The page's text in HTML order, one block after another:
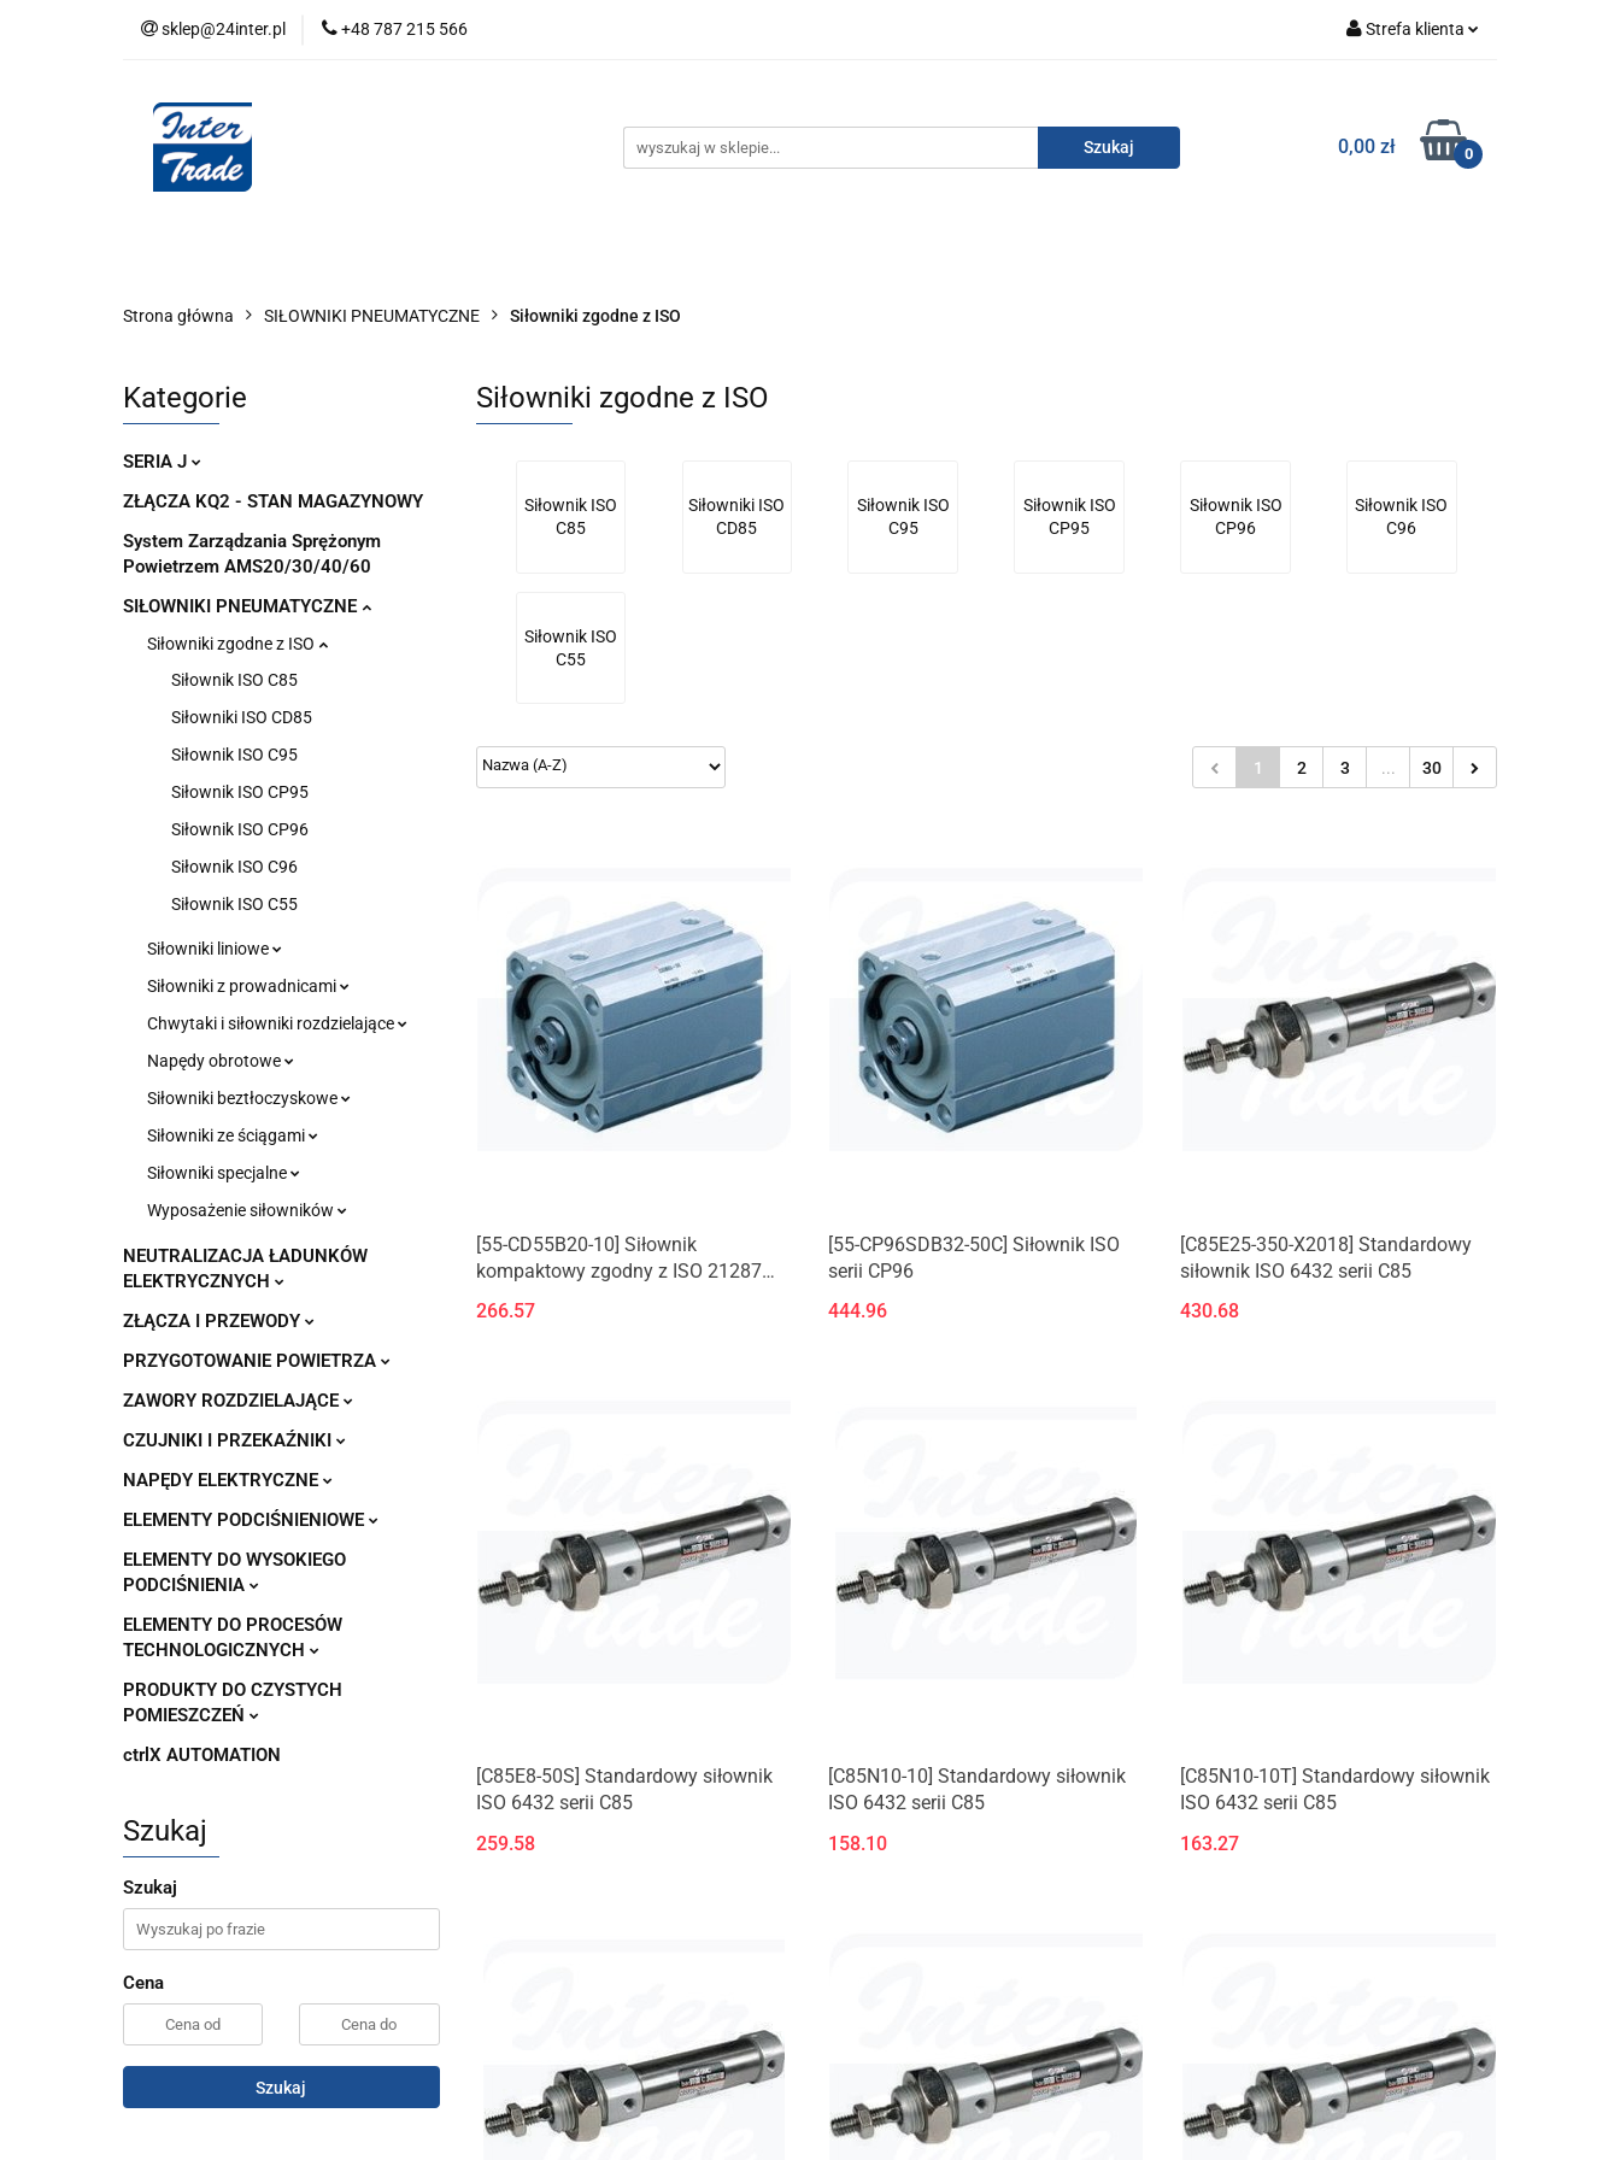
sklep@24inter.pl +48 787 215 566 Strefa klienta
Zarejestruj się
Dodaj zgłoszenie
0,00 zł 0
AUDYT SPRĘŻONEGO POWIETRZA SERIA J AUTORYZOWANY DYSTRYBUTOR SMC
AUDYT SPRĘŻONEGO POWIETRZA SERIA J AUTORYZOWANY DYSTRYBUTOR SMC
Strona główna SIŁOWNIKI PNEUMATYCZNE Siłowniki zgodne z ISO
Kategorie
SERIA J
ZŁĄCZA KQ2 - STAN MAGAZYNOWY
System Zarządzania Sprężonym
Powietrzem AMS20/30/40/60
SIŁOWNIKI PNEUMATYCZNE
Siłowniki zgodne z ISO
Siłownik ISO C85
Siłowniki ISO CD85
Siłownik ISO C95
Siłownik ISO CP95
Siłownik ISO CP96
Siłownik ISO C96
Siłownik ISO C55
Siłowniki liniowe
Siłowniki z prowadnicami
Chwytaki i siłowniki rozdzielające
Napędy obrotowe
Siłowniki beztłoczyskowe
Siłowniki ze ściągami
Siłowniki specjalne
Wyposażenie siłowników
NEUTRALIZACJA ŁADUNKÓW
ELEKTRYCZNYCH
ZŁĄCZA I PRZEWODY
PRZYGOTOWANIE POWIETRZA
ZAWORY ROZDZIELAJĄCE
CZUJNIKI I PRZEKAŹNIKI
NAPĘDY ELEKTRYCZNE
ELEMENTY PODCIŚNIENIOWE
ELEMENTY DO WYSOKIEGO
PODCIŚNIENIA
ELEMENTY DO PROCESÓW
TECHNOLOGICZNYCH
PRODUKTY DO CZYSTYCH
POMIESZCZEŃ
ctrlX AUTOMATION
Szukaj
Szukaj
Cena
Szukaj
Siłowniki zgodne z ISO
Siłownik ISO
C85
Siłowniki ISO
CD85
Siłownik ISO
C95
Siłownik ISO
CP95
Siłownik ISO
CP96
Siłownik ISO
C96
Siłownik ISO
C55
1 2 3 ... 30
[55-CD55B20-10] Siłownik
kompaktowy zgodny z ISO 21287
266.57
[55-CP96SDB32-50C] Siłownik ISO
serii CP96
444.96
[C85E25-350-X2018] Standardowy
siłownik ISO 6432 serii C85
430.68
[C85E8-50S] Standardowy siłownik
ISO 6432 serii C85
259.58
[C85N10-10] Standardowy siłownik
ISO 6432 serii C85
158.10
[C85N10-10T] Standardowy siłownik
ISO 6432 serii C85
163.27